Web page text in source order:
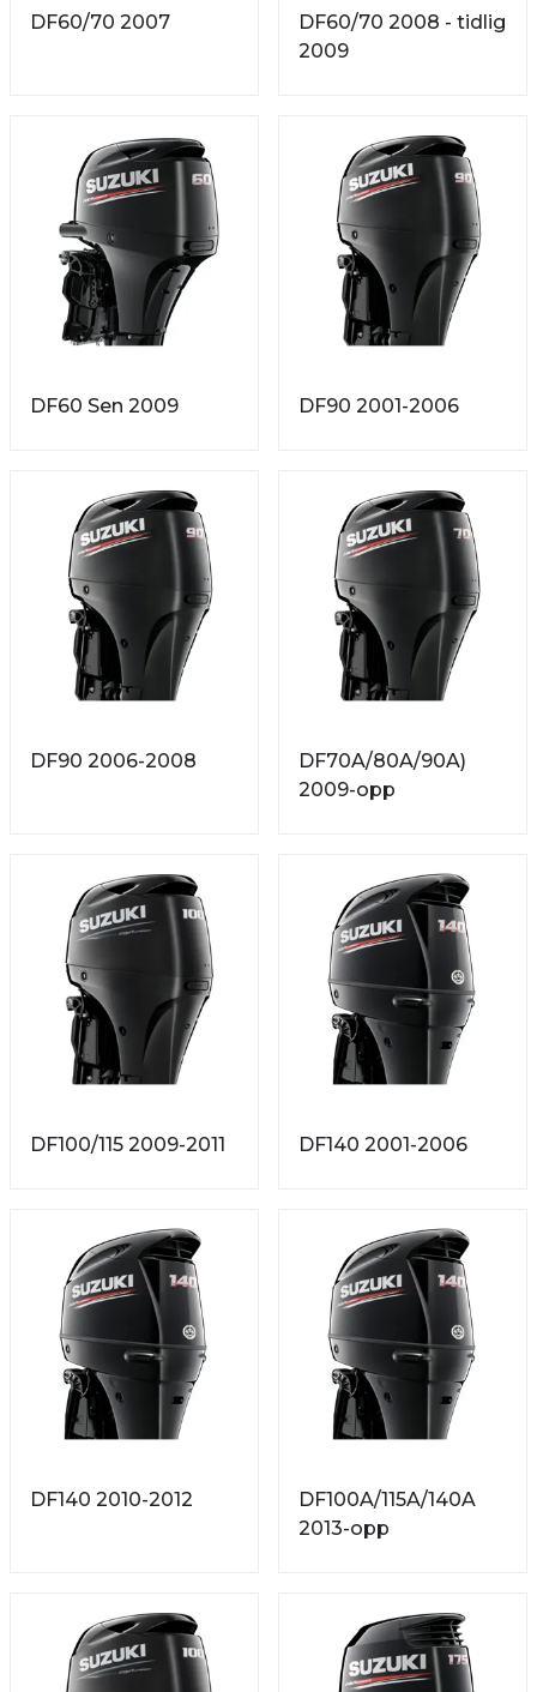
DF60/70 2007
DF60/70 2008 - tidlig
2009
DF60 Sen 2009 DF90 2001-2006
DF90 2006-2008
DF70A/80A/90A)
2009-opp
DF100/115 2009-2011 DF140 2001-2006
DF140 2010-2012
DF100A/115A/140A
2013-opp